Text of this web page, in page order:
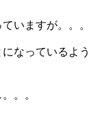
いますが。。。
なっているよう
。。